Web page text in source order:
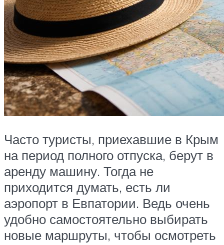
Часто туристы, приехавшие в Крым
на период полного отпуска, берут в
аренду машину. Тогда не
приходится думать, есть ли
аэропорт в Евпатории. Ведь очень
удобно самостоятельно выбирать
новые маршруты, чтобы осмотреть